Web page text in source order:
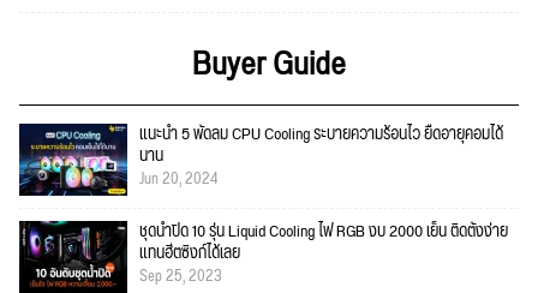
Buyer Guide
แนะนำ 5 พัดลม CPU Cooling ระบายความร้อนไว ยืดอายุคอมได้
นาน
Jun 20, 2024
ชุดน้ำปิด 10 รุ่น Liquid Cooling ไฟ RGB งบ 2000 เย็น ติดตั้งง่าย
แทนฮีตซิงก์ได้เลย
Sep 25, 2023